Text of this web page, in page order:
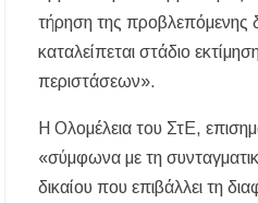
τήρηση της προβλεπόμενης
καταλείπεται στάδιο
περιστάσεων».
Η Ολομέλεια του ΣτΕ,
«σύμφωνα με τη
δικαίου που επιβάλλει τη